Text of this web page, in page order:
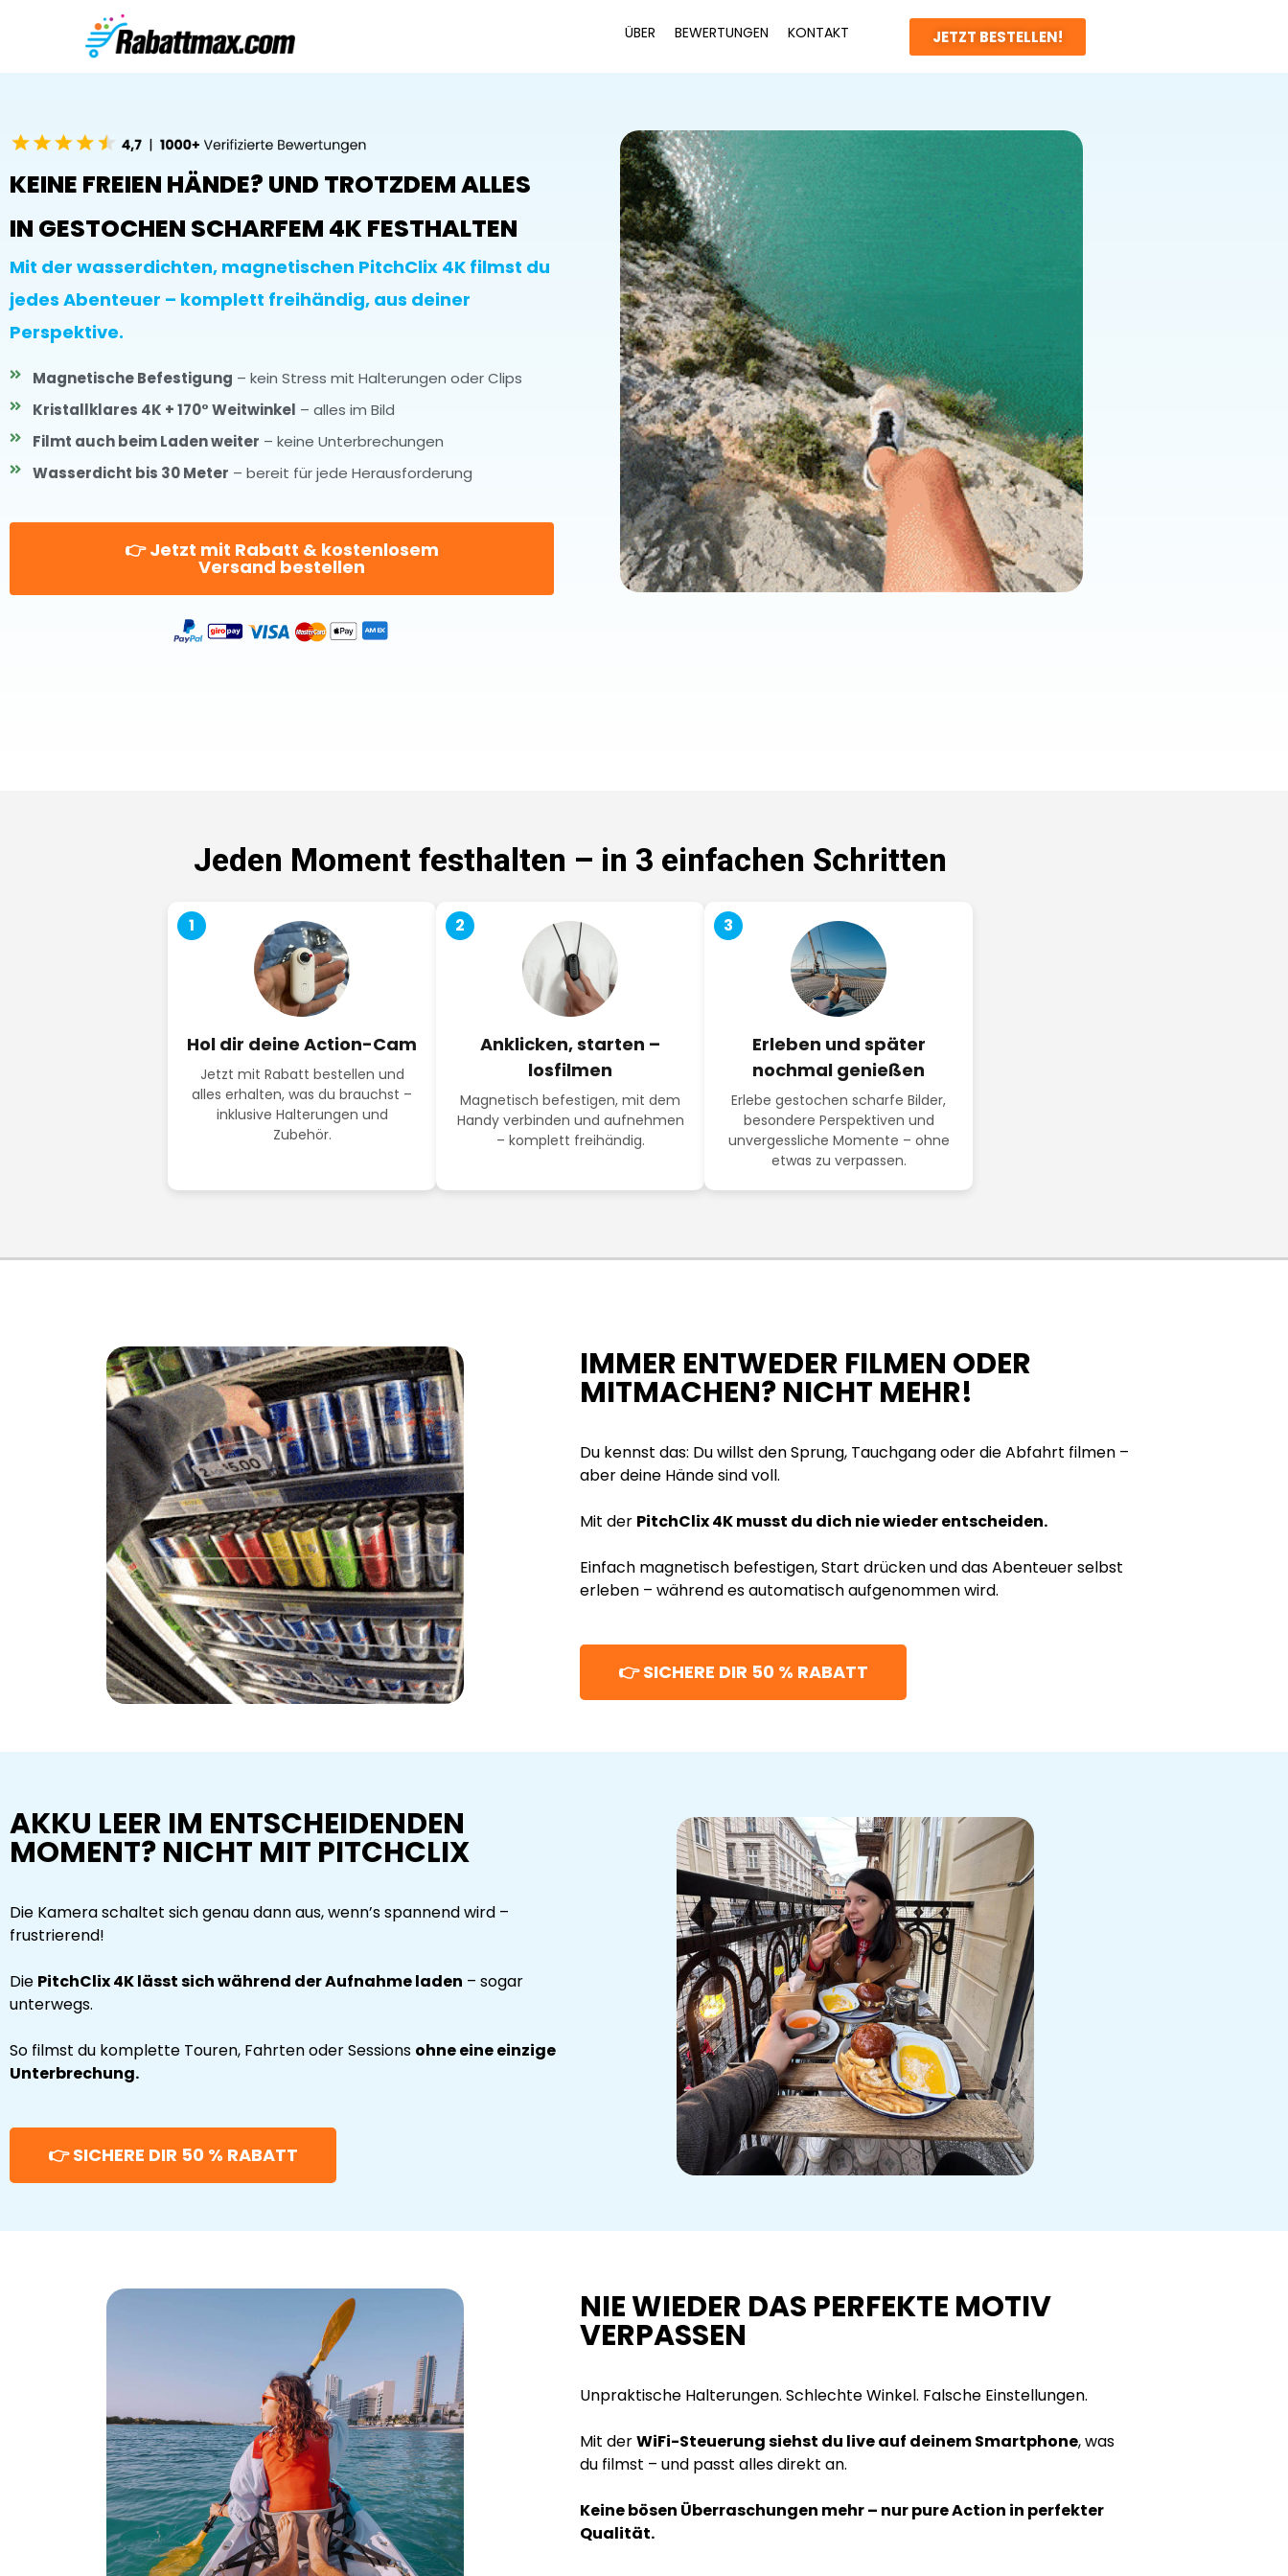
ÜBER BEWERTUNGEN KONTAKT JETZT BESTELLEN!
KEINE FREIEN HÄNDE? UND TROTZDEM ALLES
IN GESTOCHEN SCHARFEM 4K FESTHALTEN
Mit der wasserdichten, magnetischen PitchClix 4K filmst du
jedes Abenteuer – komplett freihändig, aus deiner
Perspektive.
Magnetische Befestigung – kein Stress mit Halterungen oder Clips
Kristallklares 4K + 170° Weitwinkel – alles im Bild
Filmt auch beim Laden weiter – keine Unterbrechungen
Wasserdicht bis 30 Meter – bereit für jede Herausforderung
👉 Jetzt mit Rabatt & kostenlosem
Versand bestellen
Jeden Moment festhalten – in 3 einfachen Schritten
1
Hol dir deine Action-Cam
Jetzt mit Rabatt bestellen und
alles erhalten, was du brauchst –
inklusive Halterungen und
Zubehör.
2
Anklicken, starten –
losfilmen
Magnetisch befestigen, mit dem
Handy verbinden und aufnehmen
– komplett freihändig.
3
Erleben und später
nochmal genießen
Erlebe gestochen scharfe Bilder,
besondere Perspektiven und
unvergessliche Momente – ohne
etwas zu verpassen.
IMMER ENTWEDER FILMEN ODER
MITMACHEN? NICHT MEHR!
Du kennst das: Du willst den Sprung, Tauchgang oder die Abfahrt filmen –
aber deine Hände sind voll.
Mit der PitchClix 4K musst du dich nie wieder entscheiden.
Einfach magnetisch befestigen, Start drücken und das Abenteuer selbst
erleben – während es automatisch aufgenommen wird.
👉 SICHERE DIR 50 % RABATT
AKKU LEER IM ENTSCHEIDENDEN
MOMENT? NICHT MIT PITCHCLIX
Die Kamera schaltet sich genau dann aus, wenn’s spannend wird –
frustrierend!
Die PitchClix 4K lässt sich während der Aufnahme laden – sogar
unterwegs.
So filmst du komplette Touren, Fahrten oder Sessions ohne eine einzige
Unterbrechung.
👉 SICHERE DIR 50 % RABATT
NIE WIEDER DAS PERFEKTE MOTIV
VERPASSEN
Unpraktische Halterungen. Schlechte Winkel. Falsche Einstellungen.
Mit derWiFi-Steuerung siehst du live auf deinem Smartphone, was
du filmst – und passt alles direkt an.
Keine bösen Überraschungen mehr – nur pure Action in perfekter
Qualität.